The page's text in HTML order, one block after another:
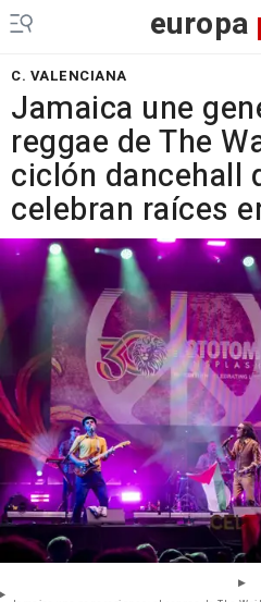
europa
C. VALENCIANA
Jamaica une
reggae de The
ciclón dancehall
celebran raíces